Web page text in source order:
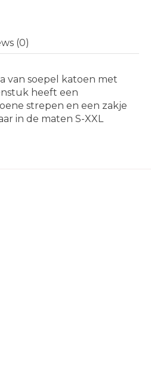
(0)
van soepel katoen met
heeft een
strepen en een zakje
in de maten S-XXL